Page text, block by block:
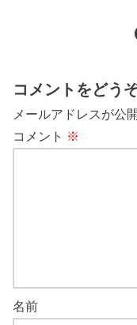
コメントをどう
メールアドレスが公
コメント ※
名前